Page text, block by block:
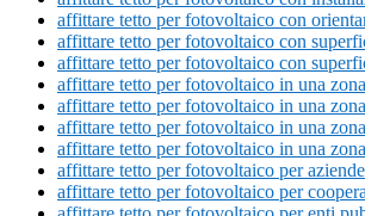
affittare tetto per fotovoltaico con
affittare tetto per fotovoltaico con
affittare tetto per fotovoltaico con
affittare tetto per fotovoltaico in una
affittare tetto per fotovoltaico in una
affittare tetto per fotovoltaico in una
affittare tetto per fotovoltaico in una
affittare tetto per fotovoltaico per aziende
affittare tetto per fotovoltaico per